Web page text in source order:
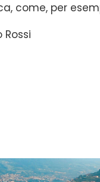
come, per
Rossi